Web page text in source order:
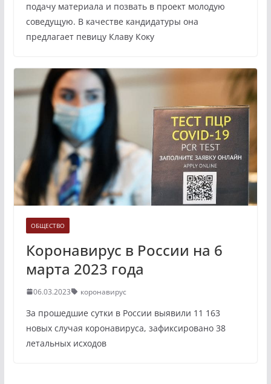
подачу материала и позвать в проект молодую
соведущую. В качестве кандидатуры она
предлагает певицу Клаву Коку
ОБЩЕСТВО
Коронавирус в России на 6
марта 2023 года
06.03.2023 коронавирус
За прошедшие сутки в России выявили 11 163
новых случая коронавируса, зафиксировано 38
летальных исходов